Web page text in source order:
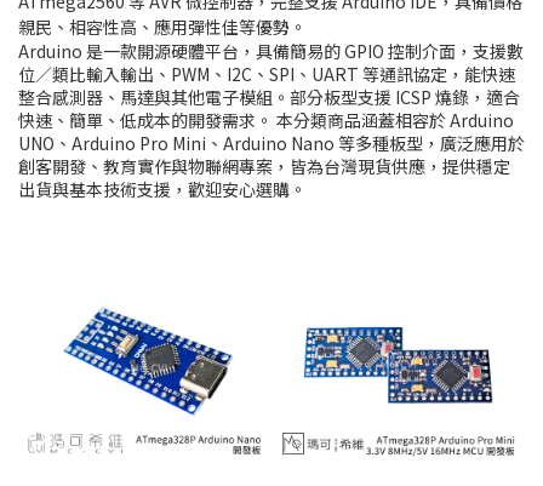
親民、相容性高、應用彈性佳等優勢。
Arduino 是一款開源硬體平台，具備簡易的 GPIO 控制介面，支援數
位／類比輸入輸出、PWM、I2C、SPI、UART 等通訊協定，能快速
整合感測器、馬達與其他電子模組。部分板型支援 ICSP 燒錄，適合
快速、簡單、低成本的開發需求。 本分類商品涵蓋相容於 Arduino
UNO、Arduino Pro Mini、Arduino Nano 等多種板型，廣泛應用於
創客開發、教育實作與物聯網專案，皆為台灣現貨供應，提供穩定
出貨與基本技術支援，歡迎安心選購。